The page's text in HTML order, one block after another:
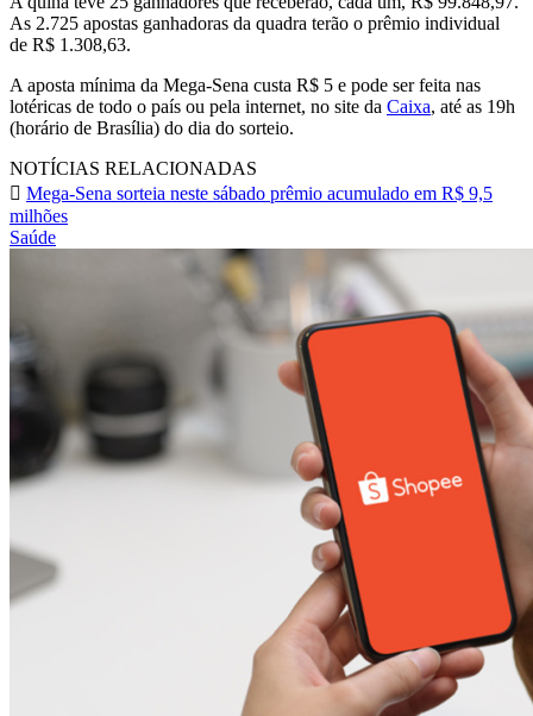
As 2.725 apostas ganhadoras da quadra terão o prêmio individual
de R$ 1.308,63.
A aposta mínima da Mega-Sena custa R$ 5 e pode ser feita nas
lotéricas de todo o país ou pela internet, no site da Caixa, até as 19h
(horário de Brasília) do dia do sorteio.
NOTÍCIAS RELACIONADAS
Mega-Sena sorteia neste sábado prêmio acumulado em R$ 9,5
milhões
Saúde